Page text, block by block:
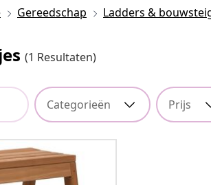
Gereedschap Ladders &
(1 Resultaten)
Categorieën Prijs